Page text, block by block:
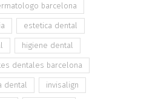
barcelona
estetica dental
higiene dental
dentales barcelona
dental invisalign